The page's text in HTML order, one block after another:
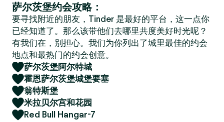
萨尔茨堡约会攻略：
要寻找附近的朋友，Tinder 是最好的平台，这一点你
已经知道了。那么该带他们去哪里共度美好时光呢？
有我们在，别担心。我们为你列出了城里最佳的约会
地点和最热门的约会创意。
萨尔茨堡阿尔特城
霍恩萨尔茨堡城堡要塞
翁特斯堡
米拉贝尔宫和花园
Red Bull Hangar-7